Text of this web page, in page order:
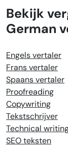
Bekijk
German
Engels vertaler
Frans vertaler
Spaans vertaler
Proofreading
Copywriting
Tekstschrijver
Technical
SEO teksten